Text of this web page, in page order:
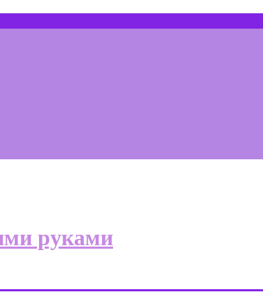
руками